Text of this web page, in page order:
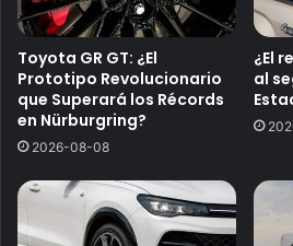
Toyota GR GT: ¿El
Prototipo Revolucionario
que Superará los Récords
en Nürburgring?
2026-08-08
¿El
al